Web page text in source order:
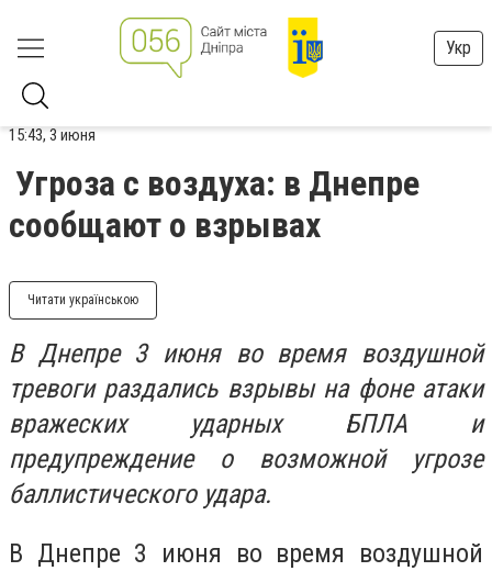
Укр
15:43, 3 июня
Угроза с воздуха: в Днепре
сообщают о взрывах
Читати українською
В Днепре 3 июня во время воздушной
тревоги раздались взрывы на фоне атаки
вражеских ударных БПЛА и
предупреждение о возможной угрозе
баллистического удара.
В Днепре 3 июня во время воздушной